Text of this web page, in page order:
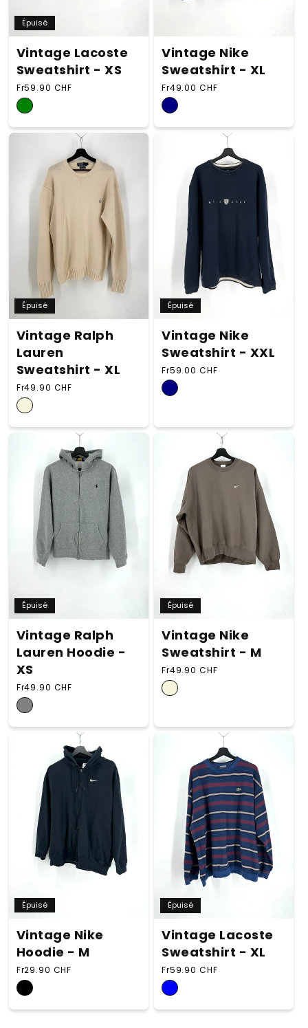
Épuisé
Vintage Lacoste
Sweatshirt - XS
Prix habituel
Fr59.90 CHF
Vintage Nike
Sweatshirt - XL
Prix habituel
Fr49.00 CHF
Épuisé
Vintage Ralph
Lauren
Sweatshirt - XL
Prix habituel
Fr49.90 CHF
Épuisé
Vintage Nike
Sweatshirt - XXL
Prix habituel
Fr59.00 CHF
Épuisé
Vintage Ralph
Lauren Hoodie -
XS
Prix habituel
Fr49.90 CHF
Épuisé
Vintage Nike
Sweatshirt - M
Prix habituel
Fr49.90 CHF
Épuisé
Vintage Nike
Hoodie - M
Prix habituel
Fr29.90 CHF
Épuisé
Vintage Lacoste
Sweatshirt - XL
Prix habituel
Fr59.90 CHF